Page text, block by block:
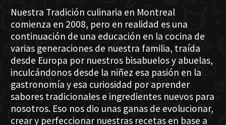
Nuestra Tradición culinaria en Montreal
comienza en 2008, pero en realidad es una
continuación de una educación en la cocina de
varias generaciones de nuestra familia, traída
desde Europa por nuestros bisabuelos y abuelas,
inculcándonos desde la niñez esa pasión en la
gastronomía y esa curiosidad por aprender
sabores tradicionales e ingredientes nuevos para
nosotros. Eso nos dio unas ganas de evolucionar,
crear y perfeccionar nuestras recetas en base a